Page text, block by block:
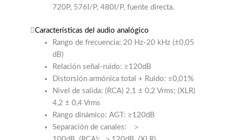
720P, 576I/P, 480I/P, fuente directa.
Características del audio analógico
Rango de frecuencia: 20 Hz-20 kHz (±0,05
dB)
Relación señal-ruido: ≥120dB
Distorsión armónica total + Ruido: ≤0,01%
Nivel de salida: (RCA) 2,1 ± 0,2 Vrms; (XLR)
4,2 ± 0,4 Vrms
Rango dinámico: AGT: ≥120dB
Separación de canales:
＞